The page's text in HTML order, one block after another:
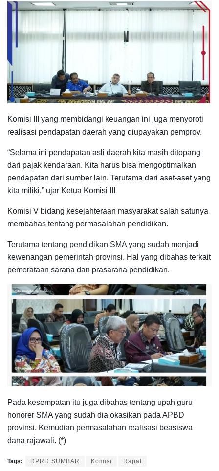
Komisi III yang membidangi keuangan ini juga menyoroti
realisasi pendapatan daerah yang diupayakan pemprov.
“Selama ini pendapatan asli daerah kita masih ditopang
dari pajak kendaraan. Kita harus bisa mengoptimalkan
pendapatan dari sumber lain. Terutama dari aset-aset yang
kita miliki,” ujar Ketua Komisi III
Komisi V bidang kesejahteraan masyarakat salah satunya
membahas tentang permasalahan pendidikan.
Terutama tentang pendidikan SMA yang sudah menjadi
kewenangan pemerintah provinsi. Hal yang dibahas terkait
pemerataan sarana dan prasarana pendidikan.
Pada kesempatan itu juga dibahas tentang upah guru
honorer SMA yang sudah dialokasikan pada APBD
provinsi. Kemudian permasalahan realisasi beasiswa
dana rajawali. (*)
Tags: DPRD SUMBAR Komisi Rapat